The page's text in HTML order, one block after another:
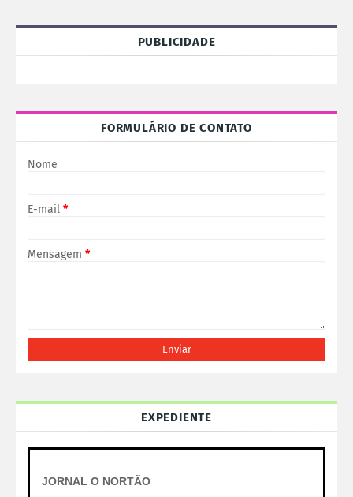
PUBLICIDADE
FORMULÁRIO DE CONTATO
Nome
E-mail *
Mensagem *
EXPEDIENTE
JORNAL O NORTÃO